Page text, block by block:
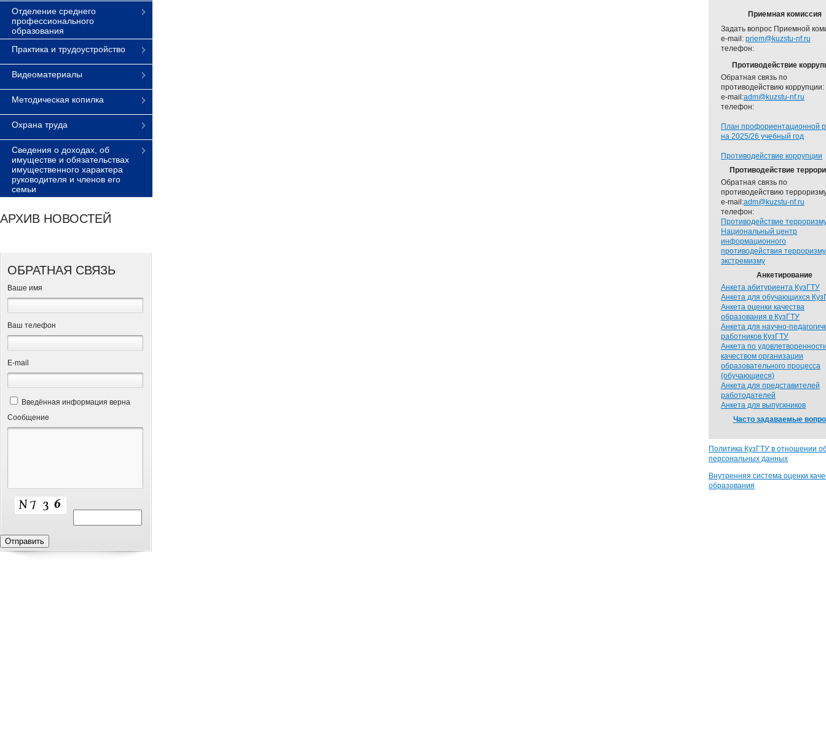
Отделение среднего
профессионального
образования
Практика и трудоустройство
Видеоматериалы
Методическая копилка
Охрана труда
Сведения о доходах, об
имуществе и обязательствах
имущественного характера
руководителя и членов его
семьи
АРХИВ НОВОСТЕЙ
ОБРАТНАЯ СВЯЗЬ
Ваше имя
Ваш телефон
Е-mail
Введённая информация верна
Сообщение
Приемная комиссия
Задать вопрос Приемной
e-mail: priem@kuzstu-nf.ru
телефон:
Противодействие
Обратная связь по
противодействию коррупции:
e-mail:adm@kuzstu-nf.ru
телефон:
План профориентационной
на 2025/26 учебный год
Противодействие коррупции
Противодействие
Обратная связь по
противодействию
e-mail:adm@kuzstu-nf.ru
телефон:
Противодействие
Национальный центр
информационного
противодействия
экстремизму
Анкетирование
Анкета абитуриента КузГТУ
Анкета для обучающихся
Анкета оценки качества
образования в КузГТУ
Анкета для научно-
работников КузГТУ
Анкета по
качеством организации
образовательного процесса
(обучающиеся)
Анкета для представителей
работодателей
Анкета для выпускников
Часто задаваемые
Политика КузГТУ в отношении
персональных данных
Внутренняя система оценки
образования